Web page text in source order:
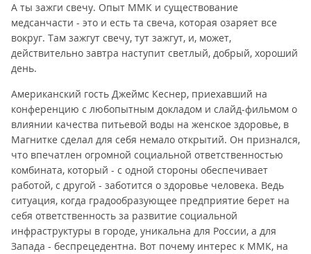
А ты зажги свечу. Опыт ММК и существование
медсанчасти - это и есть та свеча, которая озаряет все
вокруг. Там зажгут свечу, тут зажгут, и, может,
действительно завтра наступит светлый, добрый, хороший
день.
Американский гость Джеймс Кеснер, приехавший на
конференцию с любопытным докладом и слайд-фильмом о
влиянии качества питьевой воды на женское здоровье, в
Магнитке сделал для себя немало открытий. Он признался,
что впечатлен огромной социальной ответственностью
комбината, который - с одной стороны обеспечивает
работой, с другой - заботится о здоровье человека. Ведь
ситуация, когда градообразующее предприятие берет на
себя ответственность за развитие социальной
инфраструктуры в городе, уникальна для России, а для
Запада - беспрецедентна. Вот почему интерес к ММК, на